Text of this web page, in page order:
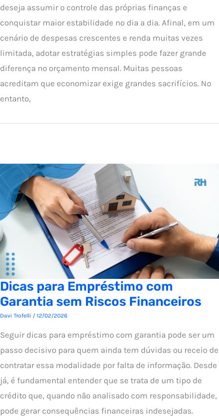
deseja assumir o controle das próprias finanças e
conquistar maior estabilidade no dia a dia. Afinal, em um
cenário de despesas crescentes e renda muitas vezes
limitada, adotar estratégias simples pode fazer grande
diferença no orçamento mensal. Muitas pessoas
acreditam que economizar exige grandes sacrifícios. No
entanto,
Dicas para Empréstimo com
Garantia sem Riscos Financeiros
Davi Trofelli / 12/02/2026
Seguir dicas para empréstimo com garantia pode ser um
passo decisivo para quem ainda tem dúvidas ou receio de
contratar essa modalidade por falta de informação. Desde
já, é fundamental entender que se trata de um tipo de
crédito que, quando não analisado com responsabilidade,
pode gerar consequências financeiras indesejadas.